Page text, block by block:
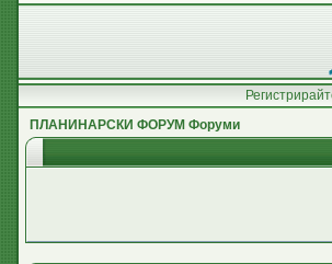
ПЛАНИНАРСКИ ФОРУМ Форуми